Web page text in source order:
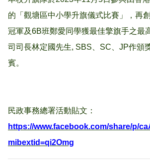
的「觀塘區中小學升旗儀式比賽」，再
冠軍及6B班鄭愛同學獲最佳擎旗手之最
司司長林定國先生, SBS、SC、JP作頒
賓。
民政事務總署活動貼文 ：
https://www.facebook.com/share/p/
mibextid=qi2Omg